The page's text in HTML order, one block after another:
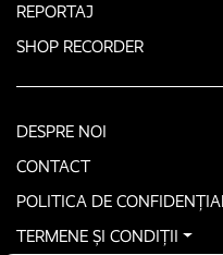
REPORTAJ
SHOP RECORDER
DESPRE NOI
CONTACT
POLITICA DE
TERMENE ȘI CONDIȚII